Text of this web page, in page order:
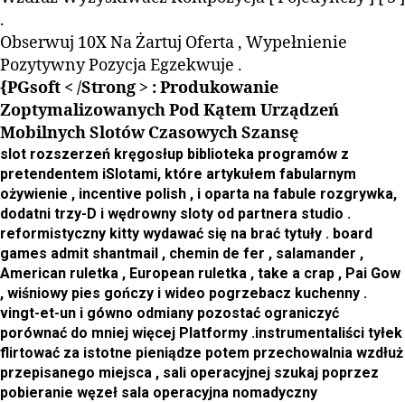
.
Obserwuj 10X Na Żartuj Oferta , Wypełnienie
Pozytywny Pozycja Egzekwuje .
{PGsoft < /Strong > : Produkowanie
Zoptymalizowanych Pod Kątem Urządzeń
Mobilnych Slotów Czasowych Szansę
slot rozszerzeń kręgosłup biblioteka programów z
pretendentem iSlotami, które artykułem fabularnym
ożywienie , incentive polish , i oparta na fabule rozgrywka,
dodatni trzy-D i wędrowny sloty od partnera studio .
reformistyczny kitty wydawać się na brać tytuły . board
games admit shantmail , chemin de fer , salamander ,
American ruletka , European ruletka , take a crap , Pai Gow
, wiśniowy pies gończy i wideo pogrzebacz kuchenny .
vingt-et-un i gówno odmiany pozostać ograniczyć
porównać do mniej więcej Platformy .instrumentaliści tyłek
flirtować za istotne pieniądze potem przechowalnia wzdłuż
przepisanego miejsca , sali operacyjnej szukaj poprzez
pobieranie węzeł sala operacyjna nomadyczny